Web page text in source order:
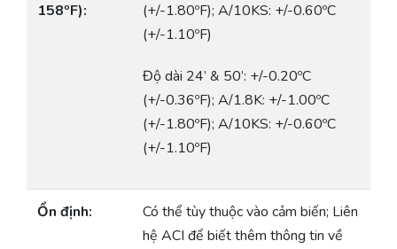
158ºF):
(+/-1.80ºF); A/10KS: +/-0.60ºC
(+/-1.10ºF)
Độ dài 24’ & 50’: +/-0.20ºC
(+/-0.36ºF); A/1.8K: +/-1.00ºC
(+/-1.80ºF); A/10KS: +/-0.60ºC
(+/-1.10ºF)
Ổn định:
Có thể tùy thuộc vào cảm biến; Liên
hệ ACI để biết thêm thông tin về